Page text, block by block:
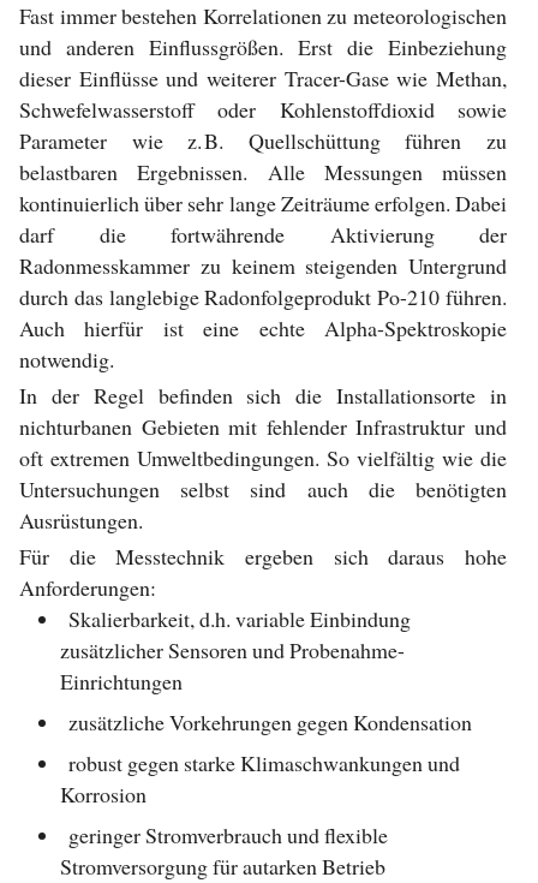
Fast immer bestehen Korrelationen zu meteorologischen
und anderen Einflussgrößen. Erst die Einbeziehung
dieser Einflüsse und weiterer Tracer-Gase wie Methan,
Schwefelwasserstoff oder Kohlenstoffdioxid sowie
Parameter wie z. B. Quellschüttung führen zu
belastbaren Ergebnissen. Alle Messungen müssen
kontinuierlich über sehr lange Zeiträume erfolgen. Dabei
darf die fortwährende Aktivierung der
Radonmesskammer zu keinem steigenden Untergrund
durch das langlebige Radonfolgeprodukt Po-210 führen.
Auch hierfür ist eine echte Alpha-Spektroskopie
notwendig.
In der Regel befinden sich die Installationsorte in
nichturbanen Gebieten mit fehlender Infrastruktur und
oft extremen Umweltbedingungen. So vielfältig wie die
Untersuchungen selbst sind auch die benötigten
Ausrüstungen.
Für die Messtechnik ergeben sich daraus hohe
Anforderungen:
Skalierbarkeit, d.h. variable Einbindung
zusätzlicher Sensoren und Probenahme-
Einrichtungen
zusätzliche Vorkehrungen gegen Kondensation
robust gegen starke Klimaschwankungen und
Korrosion
geringer Stromverbrauch und flexible
Stromversorgung für autarken Betrieb